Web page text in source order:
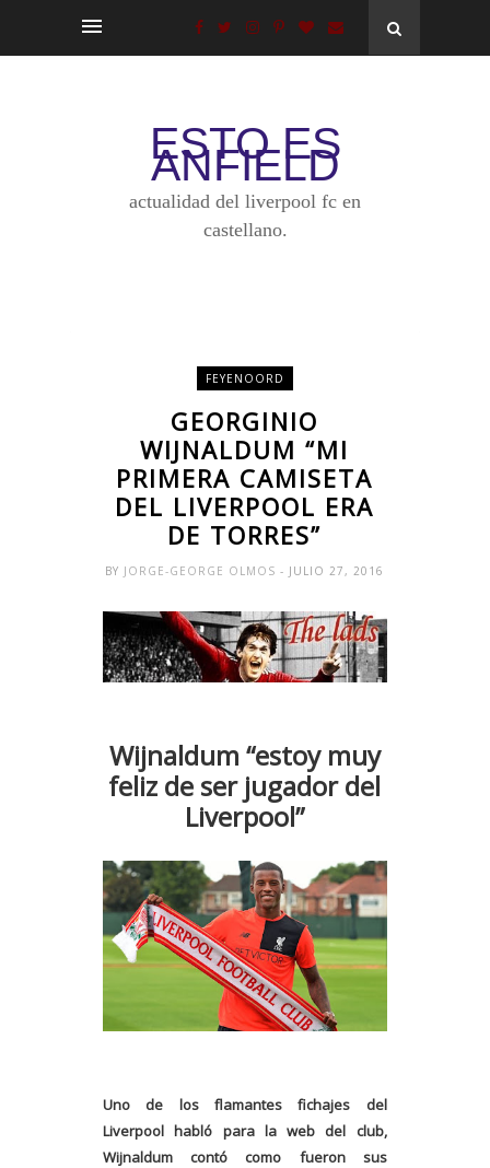
ESTO ES
ANFIELD
actualidad del liverpool fc en
castellano.
FEYENOORD
GEORGINIO
WIJNALDUM “MI
PRIMERA CAMISETA
DEL LIVERPOOL ERA
DE TORRES”
BY JORGE-GEORGE OLMOS- JULIO 27, 2016
Wijnaldum “estoy muy
feliz de ser jugador del
Liverpool”
Uno de los flamantes fichajes del
Liverpool habló para la web del club,
Wijnaldum contó como fueron sus